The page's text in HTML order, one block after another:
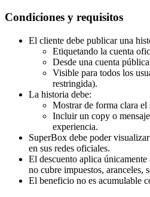
Condiciones y requisitos
El cliente debe publicar una
Etiquetando la cuenta
Desde una cuenta
Visible para todos los
restringida).
La historia debe:
Mostrar de forma clara el
Incluir un copy o
experiencia.
SuperBox debe poder
en sus redes oficiales.
El descuento aplica
no cubre impuestos, aranceles,
El beneficio no es acumulable